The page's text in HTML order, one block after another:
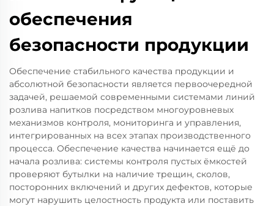
обеспечения
безопасности продукции
Обеспечение стабильного качества продукции и
абсолютной безопасности является первоочередной
задачей, решаемой современными системами линий
розлива напитков посредством многоуровневых
механизмов контроля, мониторинга и управления,
интегрированных на всех этапах производственного
процесса. Обеспечение качества начинается ещё до
начала розлива: системы контроля пустых ёмкостей
проверяют бутылки на наличие трещин, сколов,
посторонних включений и других дефектов, которые
могут нарушить целостность продукта или поставить